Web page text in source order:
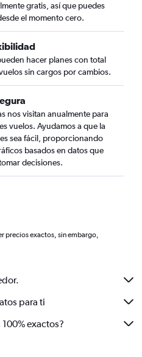
gratis, así que puedes
el momento cero.
hacer planes con total
sin cargos por cambios.
nos visitan anualmente para
vuelos. Ayudamos a que la
sea fácil, proporcionando
basados en datos que
decisiones.
precios exactos, sin embargo,
para ti
exactos?